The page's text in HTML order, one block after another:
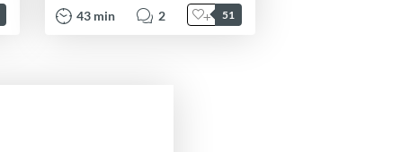
43 min 2 51